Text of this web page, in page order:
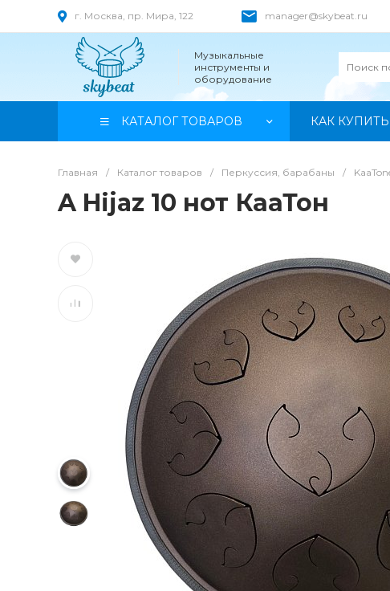
г. Москва, пр. Мира, 122 manager@skybeat.ru
Музыкальные
инструменты и
оборудование
КАТАЛОГ ТОВАРОВ КАК КУПИТЬ
Главная / Каталог товаров / Перкуссия, барабаны /
A Hijaz 10 нот КааТон